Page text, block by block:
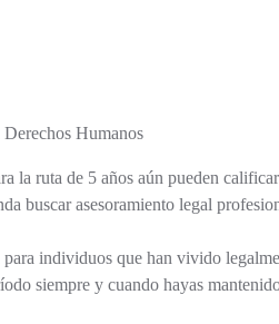
Humanos
la ruta de 5 años aún pueden
buscar asesoramiento legal
individuos que han vivido
siempre y cuando hayas